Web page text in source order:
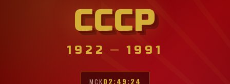
СССР
1922 — 1991
МСК02:49:25